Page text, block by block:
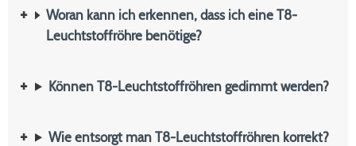
Woran kann ich erkennen, dass ich eine T8-
Leuchtstoffröhre benötige?
Können T8-Leuchtstoffröhren gedimmt werden?
Wie entsorgt man T8-Leuchtstoffröhren korrekt?